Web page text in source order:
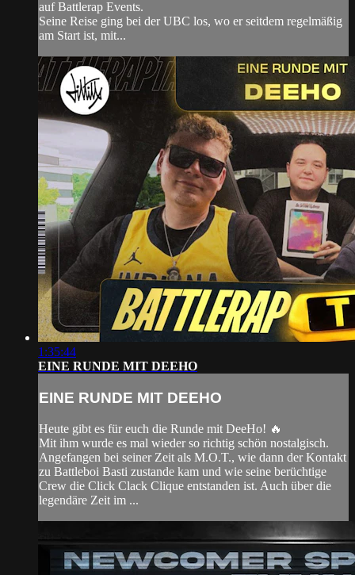
auf Battlerap Events.
Seine Reise ging bei der UBC los, wo er seitdem regelmäßig
am Start ist, mit...
1:35:44
EINE RUNDE MIT DEEHO
EINE RUNDE MIT DEEHO
Heute gibt es für euch die Runde mit DeeHo! 🔥
Mit ihm wurde es mal wieder so richtig schön nostalgisch.
Angefangen bei seiner Zeit als M.O.T., wie dann der Kontakt
zu Battleboi Basti zustande kam und wie seine berüchtige
Crew die Click Clack Clique entstanden ist. Auch über die
legendäre Zeit im ...